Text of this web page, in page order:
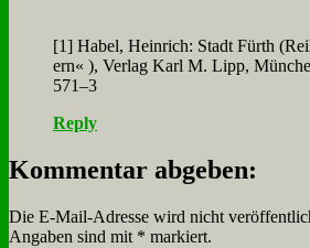
[1] Ha­bel, Hein­rich: Stadt Fürth
ern« ), Ver­lag Karl M. Lipp,
571–3
Reply
Kommentar abgeben:
Die E-Mail-Adresse wird nicht
Angaben sind mit * markiert.